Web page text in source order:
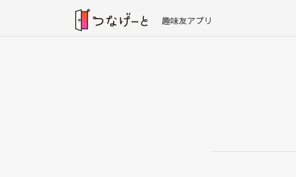
趣味友アプリ